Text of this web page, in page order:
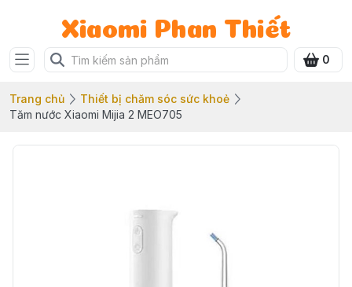
Xiaomi Phan Thiết
0
Trang chủ
Thiết bị chăm sóc sức khoẻ
Tăm nước Xiaomi Mijia 2 MEO705